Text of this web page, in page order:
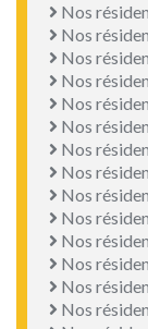
Nos
Nos
Nos
Nos
Nos
Nos
Nos
Nos
Nos
Nos
Nos
Nos
Nos
Nos